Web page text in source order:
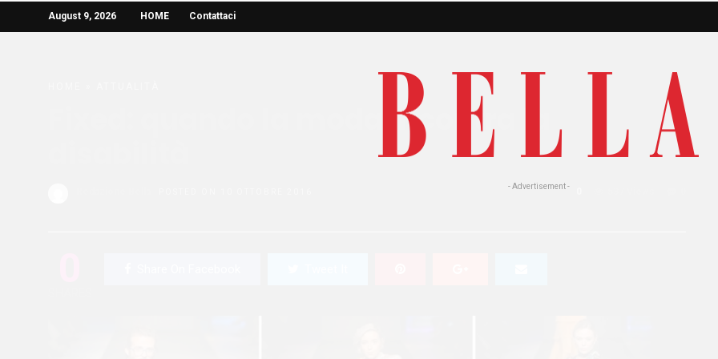
August 9, 2026 HOME Contattaci
- Advertisement -
Fixed: quando la moda incontra la